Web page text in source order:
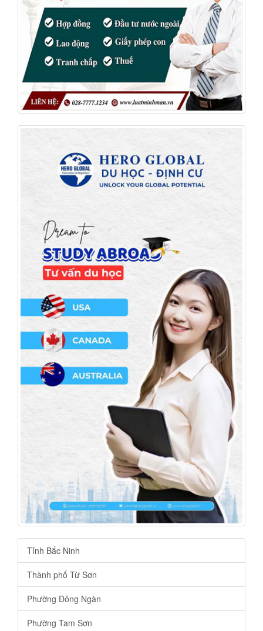
Tỉnh Bắc Ninh
Thành phố Từ Sơn
Phường Đông Ngàn
Phường Tam Sơn